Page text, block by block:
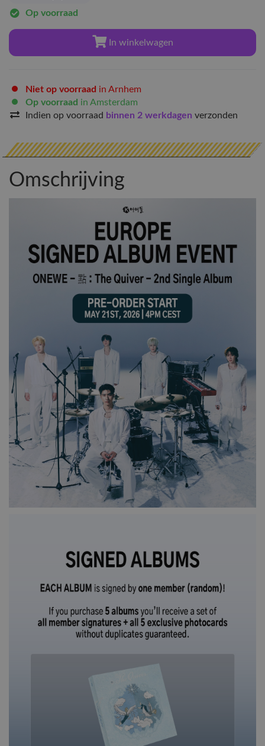
Op voorraad
In winkelwagen
Niet op voorraad in Arnhem
Op voorraad in Amsterdam
Indien op voorraad binnen 2 werkdagen verzonden
Omschrijving